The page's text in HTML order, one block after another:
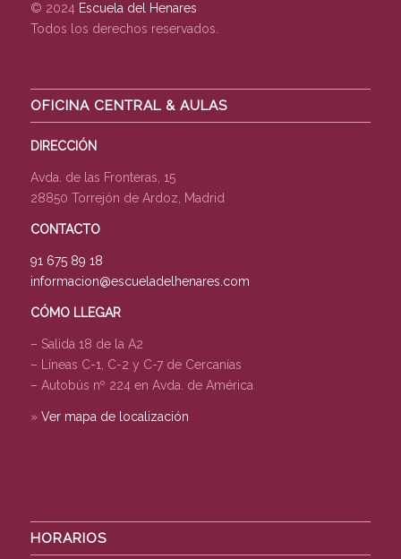
© 2024 Escuela del Henares
Todos los derechos reservados.
OFICINA CENTRAL & AULAS
DIRECCIÓN
Avda. de las Fronteras, 15
28850 Torrejón de Ardoz, Madrid
CONTACTO
91 675 89 18
informacion@escueladelhenares.com
CÓMO LLEGAR
– Salida 18 de la A2
– Líneas C-1, C-2 y C-7 de Cercanías
– Autobús nº 224 en Avda. de América
» Ver mapa de localización
HORARIOS